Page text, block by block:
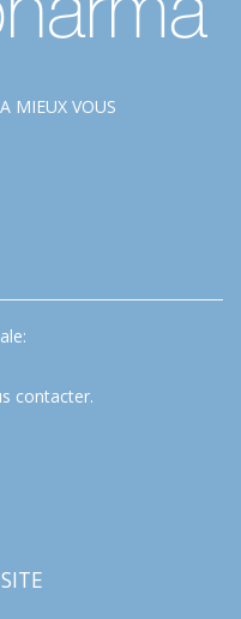
MIEUX VOUS
contacter.